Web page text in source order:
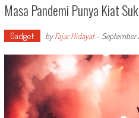
Masa Pandemi Punya Kiat
Gadget byFajar Hidayat- September